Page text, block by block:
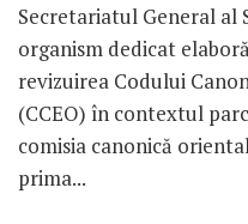
Secretariatul General al
organism dedicat
revizuirea Codului
(CCEO) în contextul
comisia canonică
prima...